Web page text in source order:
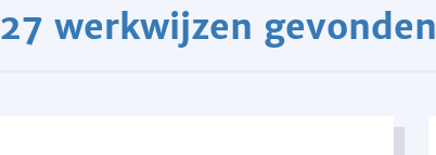
27 werkwijzen gevonden